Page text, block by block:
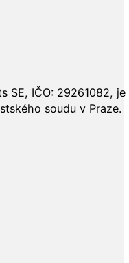
SE, IČO: 29261082,
soudu v Praze.